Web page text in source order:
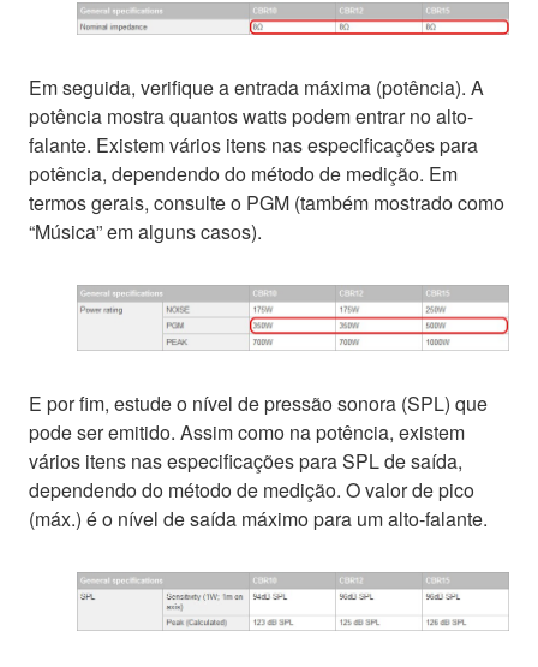
Em seguida, verifique a entrada máxima (potência). A
potência mostra quantos watts podem entrar no alto-
falante. Existem vários itens nas especificações para
potência, dependendo do método de medição. Em
termos gerais, consulte o PGM (também mostrado como
“Música” em alguns casos).
E por fim, estude o nível de pressão sonora (SPL) que
pode ser emitido. Assim como na potência, existem
vários itens nas especificações para SPL de saída,
dependendo do método de medição. O valor de pico
(máx.) é o nível de saída máximo para um alto-falante.